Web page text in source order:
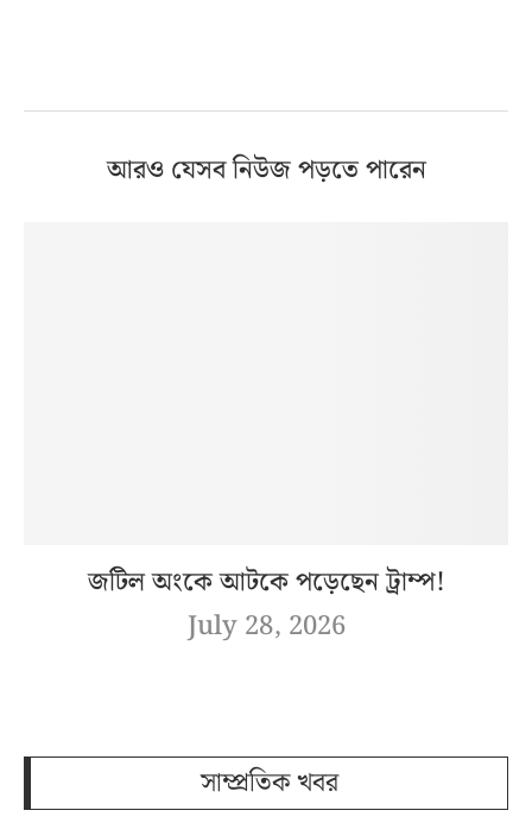
আরও যেসব নিউজ পড়তে পারেন
জটিল অংকে আটকে পড়েছেন ট্রাম্প!
July 28, 2026
সাম্প্রতিক খবর